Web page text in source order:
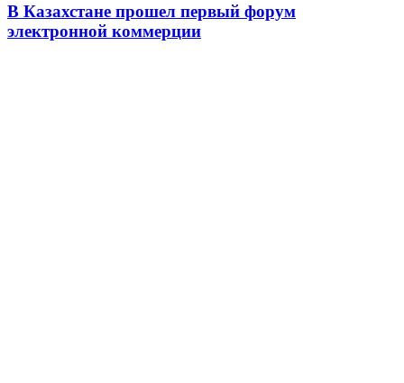
В Казахстане прошел первый форум
электронной коммерции